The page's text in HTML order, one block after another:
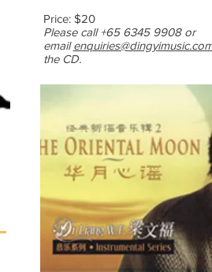
Price: $20
Please call +65 6345 9908 or
email
the CD.